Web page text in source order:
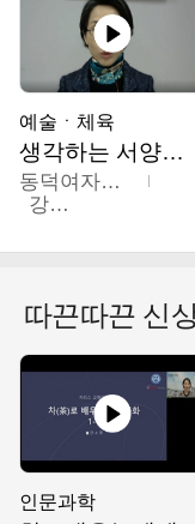
예술ㆍ체육
생각하는 서양미술의 이해
동덕여자대학교
강수미
따끈따끈 신
인문과학